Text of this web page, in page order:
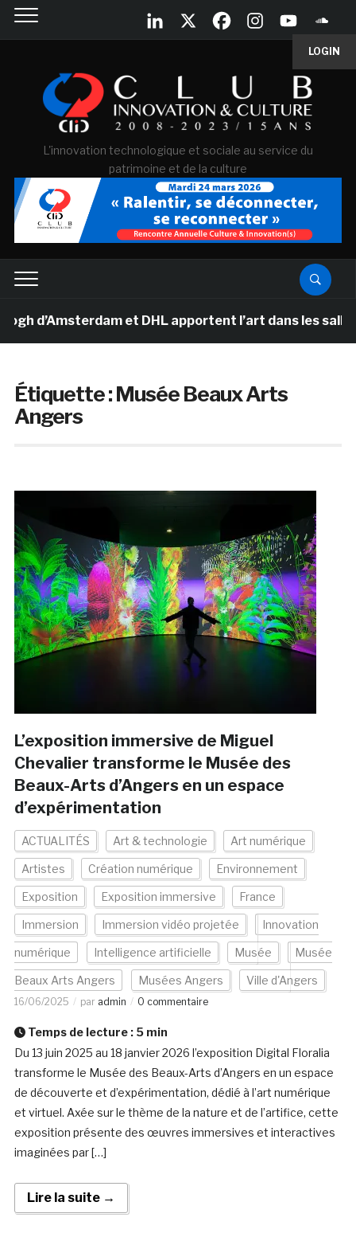
LOGIN
L'innovation technologique et sociale au service du
patrimoine et de la culture
et DHL apportent l’art dans les salles de
Étiquette :Musée Beaux Arts
Angers
L’exposition immersive de Miguel
Chevalier transforme le Musée des
Beaux-Arts d’Angers en un espace
d’expérimentation
ACTUALITÉS Art & technologie Art numérique
Artistes Création numérique Environnement
Exposition Exposition immersive France
Immersion Immersion vidéo projetée Innovation
numérique Intelligence artificielle Musée Musée
Beaux Arts Angers Musées Angers Ville d'Angers
16/06/2025 par admin 0 commentaire
Temps de lecture : 5 min
Du 13 juin 2025 au 18 janvier 2026 l’exposition Digital Floralia
transforme le Musée des Beaux-Arts d’Angers en un espace
de découverte et d’expérimentation, dédié à l’art numérique
et virtuel. Axée sur le thème de la nature et de l’artifice, cette
exposition présente des œuvres immersives et interactives
imaginées par […]
Lire la suite →